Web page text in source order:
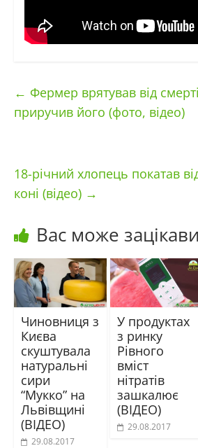
← Фермер врятував від
приручив його (фото, відео)
18-річний хлопець покатав
коні (відео) →
Вас може
Чиновниця з
Києва
скуштувала
натуральні
сири
“Мукко” на
Львівщині
(ВІДЕО)
29.08.2017
У продуктах
з ринку
Рівного
вміст
нітратів
зашкалює
(ВІДЕО)
29.08.2017